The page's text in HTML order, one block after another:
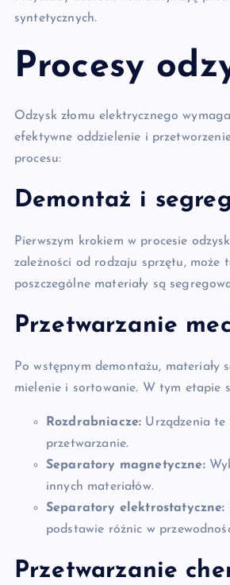
syntetycznych.
Procesy
Odzysk złomu elektrycznego
efektywne oddzielenie i
procesu:
Demontaż i
Pierwszym krokiem w procesie
zależności od rodzaju sprzętu, może
poszczególne materiały są
Przetwarzanie
Po wstępnym demontażu, materiały
mielenie i sortowanie. W tym etapie
Rozdrabniacze: Urządzenia te
przetwarzanie.
Separatory magnetyczne:
innych materiałów.
Separatory elektrostatyczne:
podstawie różnic w
Przetwarzanie